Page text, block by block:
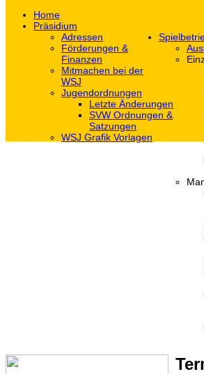
Home
Präsidium
Adressen
Förderungen &
Finanzen
Mitmachen bei der
WSJ
Jugendordnungen
Letzte Änderungen
SVW Ordnungen &
Satzungen
WSJ Grafik Vorlagen